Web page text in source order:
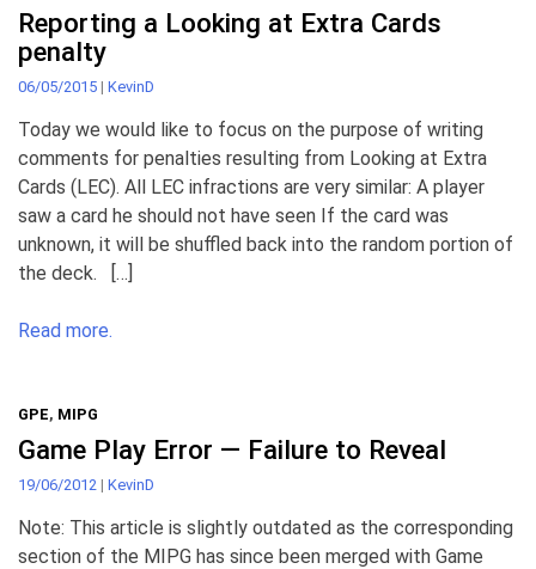
Reporting a Looking at Extra Cards
penalty
06/05/2015 | KevinD
Today we would like to focus on the purpose of writing
comments for penalties resulting from Looking at Extra
Cards (LEC). All LEC infractions are very similar: A player
saw a card he should not have seen If the card was
unknown, it will be shuffled back into the random portion of
the deck. […]
Read more.
GPE, MIPG
Game Play Error — Failure to Reveal
19/06/2012 | KevinD
Note: This article is slightly outdated as the corresponding
section of the MIPG has since been merged with Game